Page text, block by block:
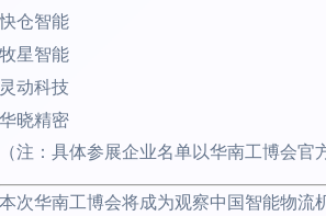
快仓智能
牧星智能
灵动科技
华晓精密
（注：具体参展企业名单以华南工博会官
本次华南工博会将成为观察中国智能物流